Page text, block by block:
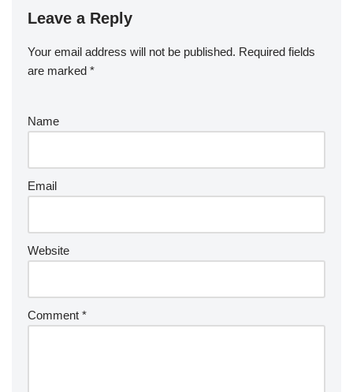
Leave a Reply
Your email address will not be published. Required fields
are marked *
Name
Email
Website
Comment *